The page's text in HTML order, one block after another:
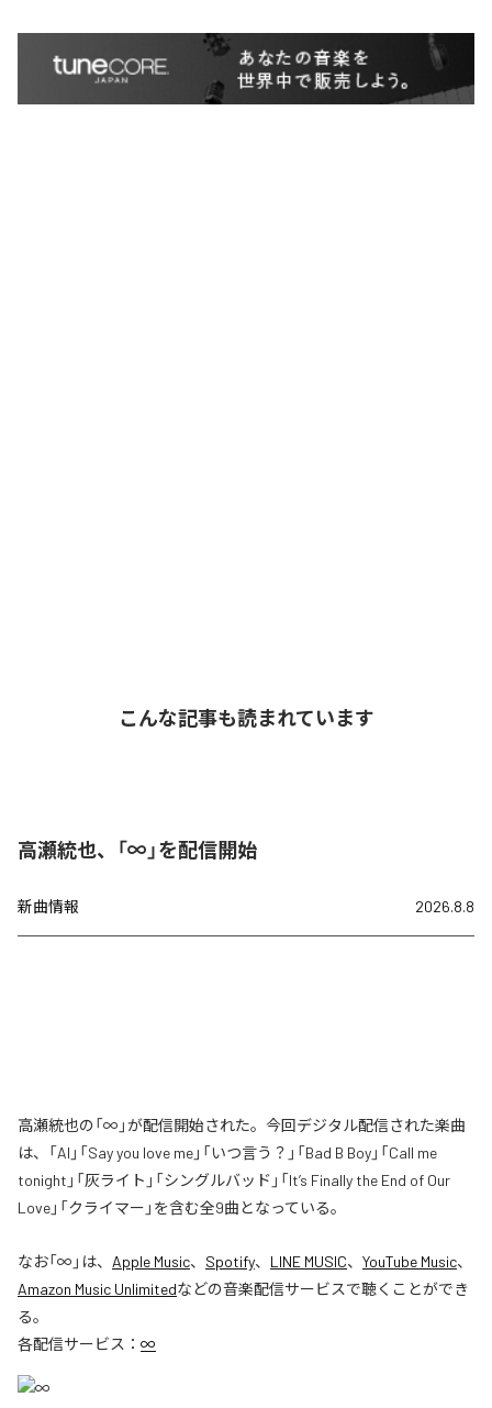
こんな記事も読まれています
高瀬統也、「∞」を配信開始
新曲情報 2026.8.8
高瀬統也の「∞」が配信開始された。今回デジタル配信された楽曲
は、「AI」「Say you love me」「いつ言う？」「Bad B Boy」「Call me
tonight」「灰ライト」「シングルバッド」「It’s Finally the End of Our
Love」「クライマー」を含む全9曲となっている。
なお「∞ 」は、 Apple Music、 Spotify、 LINE MUSIC、 YouTube Music、
Amazon Music Unlimitedなどの音楽配信サービスで聴くことができ
る。
各配信サービス： ∞